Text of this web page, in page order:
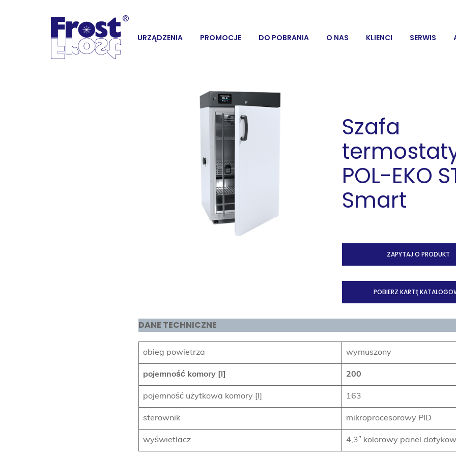
URZĄDZENIA PROMOCJE DO POBRANIA O NAS KLIENCI SERWIS
Szafa
POL-EKO
Smart
ZAPYTAJ O PRODUKT
POBIERZ KARTĘ
DANE TECHNICZNE
obieg powietrza wymuszony
pojemność komory [l] 200
pojemność użytkowa komory [l] 163
sterownik mikroprocesorowy PID
wyświetlacz 4,3″ kolorowy panel